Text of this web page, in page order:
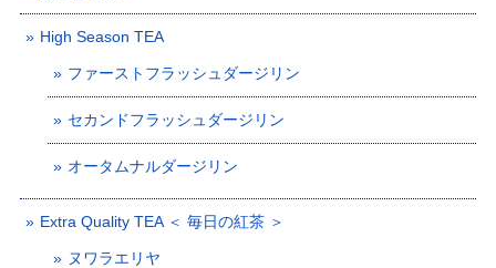
High Season TEA
ファーストフラッシュダージリン
セカンドフラッシュダージリン
オータムナルダージリン
Extra Quality TEA ＜ 毎日の紅茶 ＞
ヌワラエリヤ